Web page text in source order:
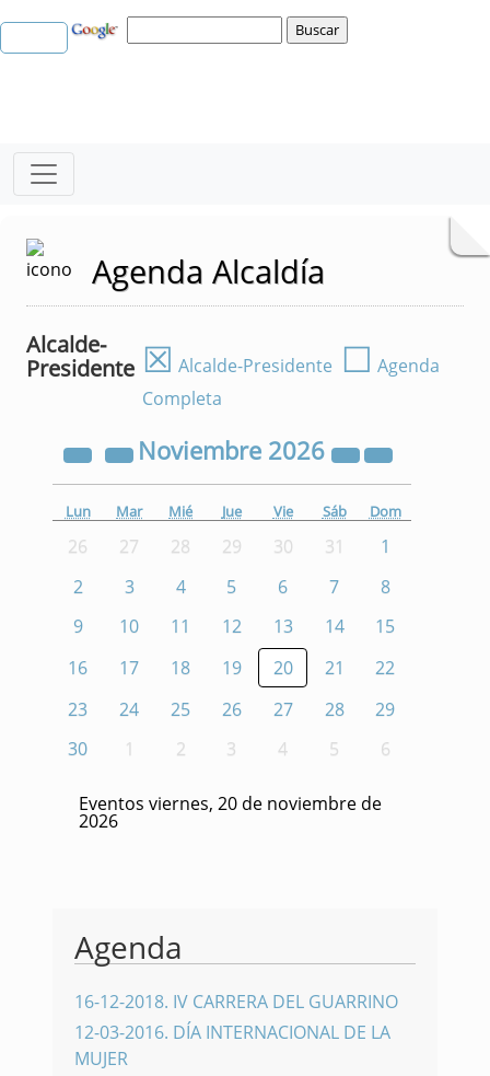
Agenda Alcaldía
Alcalde-
Presidente ☒ Alcalde-Presidente ☐ Agenda
Completa
Noviembre 2026
Lun Mar Mié Jue Vie Sáb Dom
26 27 28 29 30 31
1
2
3 4 5 6 7
8
9
10 11 12 13 14
15
16
17 18 19 20 21
22
23
24 25 26 27 28
29
30
1 2 3 4 5 6
Eventos viernes, 20 de noviembre de
2026
Agenda
16-12-2018. IV CARRERA DEL GUARRINO
12-03-2016. DÍA INTERNACIONAL DE LA
MUJER